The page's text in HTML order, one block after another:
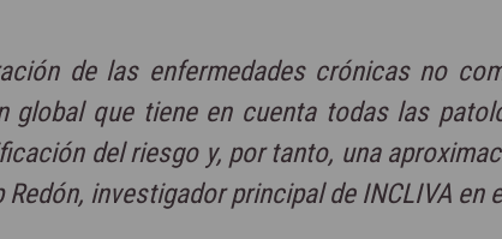
de las enfermedades crónicas no
global que tiene en cuenta todas las
del riesgo y, por tanto, una
investigador principal de INCLIVA en